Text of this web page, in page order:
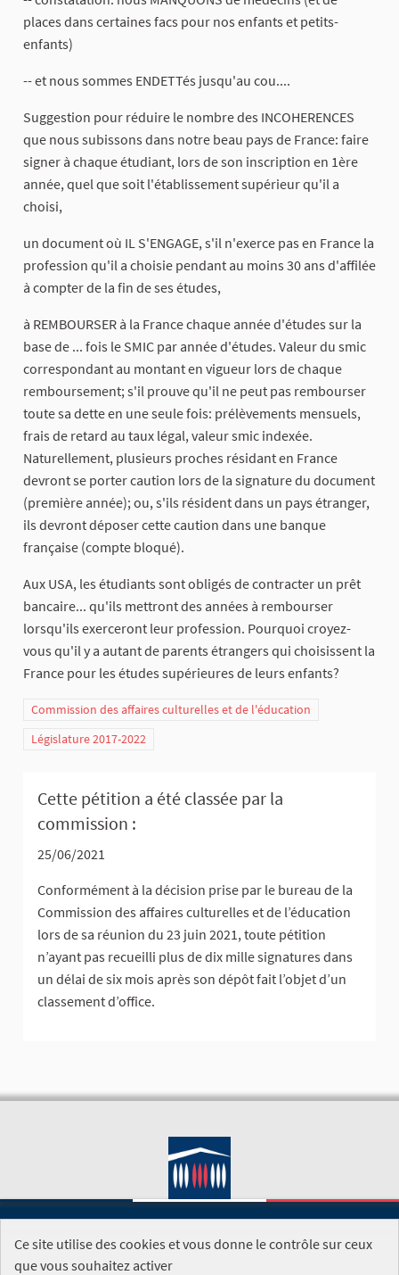
places dans certaines facs pour nos enfants et petits-
enfants)
-- et nous sommes ENDETTés jusqu'au cou....
Suggestion pour réduire le nombre des INCOHERENCES
que nous subissons dans notre beau pays de France: faire
signer à chaque étudiant, lors de son inscription en 1ère
année, quel que soit l'établissement supérieur qu'il a
choisi,
un document où IL S'ENGAGE, s'il n'exerce pas en France la
profession qu'il a choisie pendant au moins 30 ans d'affilée
à compter de la fin de ses études,
à REMBOURSER à la France chaque année d'études sur la
base de ... fois le SMIC par année d'études. Valeur du smic
correspondant au montant en vigueur lors de chaque
remboursement; s'il prouve qu'il ne peut pas rembourser
toute sa dette en une seule fois: prélèvements mensuels,
frais de retard au taux légal, valeur smic indexée.
Naturellement, plusieurs proches résidant en France
devront se porter caution lors de la signature du document
(première année); ou, s'ils résident dans un pays étranger,
ils devront déposer cette caution dans une banque
française (compte bloqué).
Aux USA, les étudiants sont obligés de contracter un prêt
bancaire... qu'ils mettront des années à rembourser
lorsqu'ils exerceront leur profession. Pourquoi croyez-
vous qu'il y a autant de parents étrangers qui choisissent la
France pour les études supérieures de leurs enfants?
Commission des affaires culturelles et de l'éducation
Législature 2017-2022
Cette pétition a été classée par la
commission :
25/06/2021
Conformément à la décision prise par le bureau de la
Commission des affaires culturelles et de l’éducation
lors de sa réunion du 23 juin 2021, toute pétition
n’ayant pas recueilli plus de dix mille signatures dans
un délai de six mois après son dépôt fait l’objet d’un
classement d’office.
SITE DE L'ASSEMBLÉE NATIONALE
Ce site utilise des cookies et vous donne le contrôle sur ceux
que vous souhaitez activer